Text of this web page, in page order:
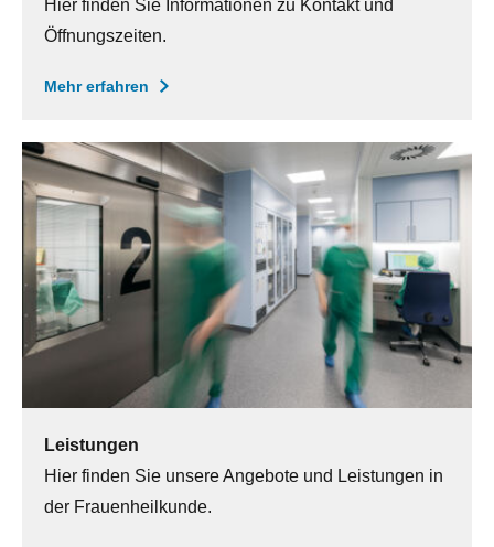
Hier finden Sie Informationen zu Kontakt und
Öffnungszeiten.
Mehr erfahren
Leistungen
Hier finden Sie unsere Angebote und Leistungen in
der Frauenheilkunde.